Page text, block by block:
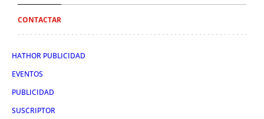
CONTACTAR
HATHOR PUBLICIDAD
EVENTOS
PUBLICIDAD
SUSCRIPTOR